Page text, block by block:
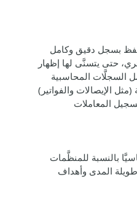
بسجل دقيق وكامل
حتى يتسنَّى لها إظهار
السجلَّات المحاسبية
الإيصالات والفواتير)
المعاملات
بالنسبة للمنظَّمات
المدى وأهداف